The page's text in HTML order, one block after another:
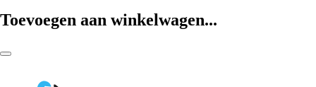
Toevoegen aan winkelwagen...